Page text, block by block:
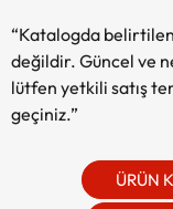
“Katalogda
değildir. Güncel ve
lütfen yetkili satış
geçiniz.”
ÜRÜN